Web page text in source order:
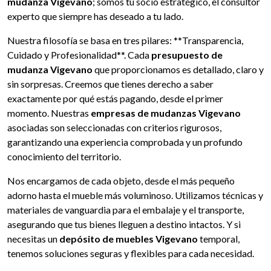
experto que siempre has deseado a tu lado.
Nuestra filosofía se basa en tres pilares: **Transparencia,
Cuidado y Profesionalidad**. Cada presupuesto de
mudanza Vigevano que proporcionamos es detallado, claro y
sin sorpresas. Creemos que tienes derecho a saber
exactamente por qué estás pagando, desde el primer
momento. Nuestras empresas de mudanzas Vigevano
asociadas son seleccionadas con criterios rigurosos,
garantizando una experiencia comprobada y un profundo
conocimiento del territorio.
Nos encargamos de cada objeto, desde el más pequeño
adorno hasta el mueble más voluminoso. Utilizamos técnicas y
materiales de vanguardia para el embalaje y el transporte,
asegurando que tus bienes lleguen a destino intactos. Y si
necesitas un depósito de muebles Vigevano temporal,
tenemos soluciones seguras y flexibles para cada necesidad.